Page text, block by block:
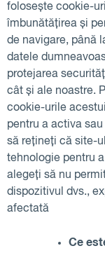
folosește cookie-
îmbunătățirea și
de navigare, până
datele
protejarea
cât și ale noastre.
cookie-urile
pentru a activa
să rețineți că site-
tehnologie pentru
alegeți să nu
dispozitivul dvs.,
afectată
Ce